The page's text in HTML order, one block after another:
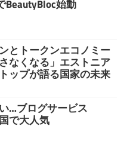
BeautyBloc始動
とトークンエコノミー
なくなる」エストニア
ップが語る国家の未来
…ブログサービス
で大人気